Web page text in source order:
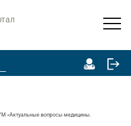
вопросы медицины.